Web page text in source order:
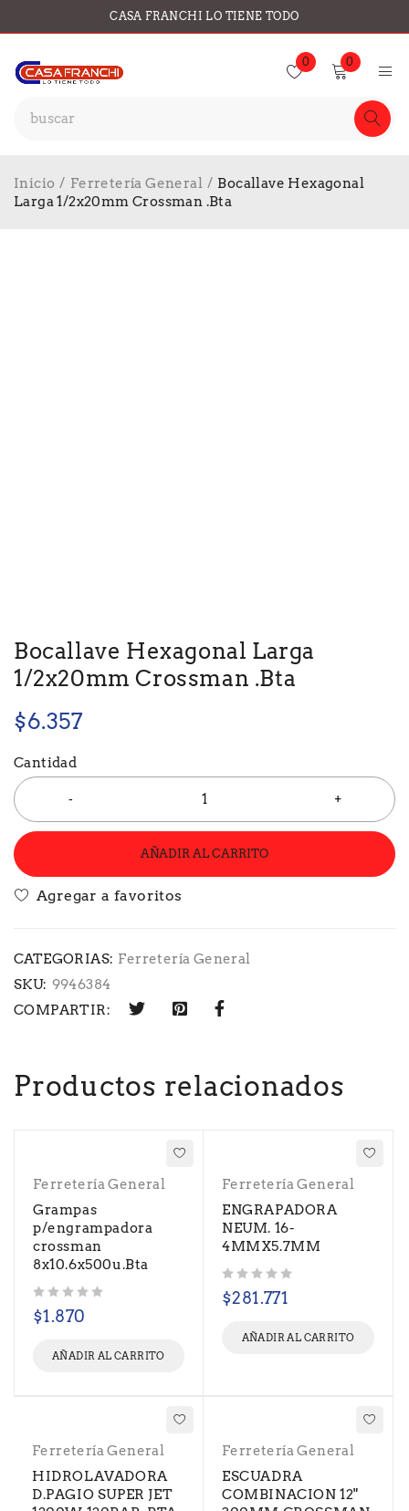
CASA FRANCHI LO TIENE TODO
0 0
Inicio / Ferretería General / Bocallave Hexagonal
Larga 1/2x20mm Crossman .Bta
Bocallave Hexagonal Larga
1/2x20mm Crossman .Bta
$6.357
Cantidad
AÑADIR AL CARRITO
CATEGORIAS: Ferretería General
SKU: 9946384
COMPARTIR:
Productos relacionados
Ferretería General
Grampas
p/engrampadora
crossman
8x10.6x500u.Bta
$1.870
AÑADIR AL CARRITO
Ferretería General
ENGRAPADORA
NEUM. 16-
4MMX5.7MM
$281.771
AÑADIR AL CARRITO
Ferretería General
HIDROLAVADORA
D.PAGIO SUPER JET
Ferretería General
ESCUADRA
COMBINACION 12"